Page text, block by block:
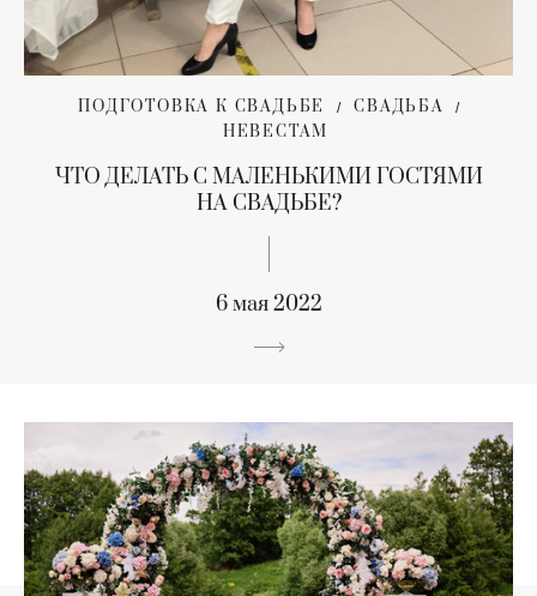
ПОДГОТОВКА К СВАДЬБЕ
СВАДЬБА
НЕВЕСТАМ
ЧТО ДЕЛАТЬ С МАЛЕНЬКИМИ ГОСТЯМИ
НА СВАДЬБЕ?
6 мая 2022